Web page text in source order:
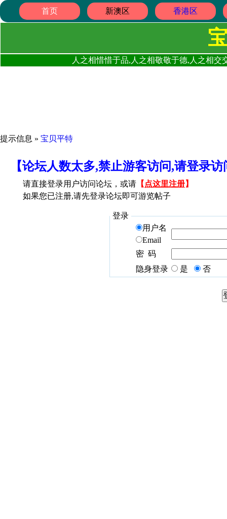
首页 新澳区 香港区
人之相惜惜于品,人之相敬敬于德,人之相
提示信息 » 宝贝平特
【论坛人数太多,禁止游客访问,请登录
请直接登录用户访问论坛，或请 【 点这里注册】
如果您已注册,请先登录论坛即可游览帖子
登录
用户名
Email
密 码
隐身登录
是 否